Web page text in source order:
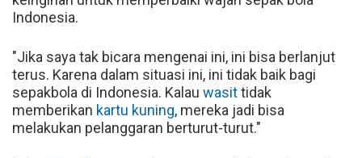
Indonesia.
"Jika saya tak bicara mengenai ini, ini bisa berlanjut
terus. Karena dalam situasi ini, ini tidak baik bagi
sepakbola di Indonesia. Kalau wasittidak
memberikan kartu kuning, mereka jadi bisa
melakukan pelanggaran berturut-turut."